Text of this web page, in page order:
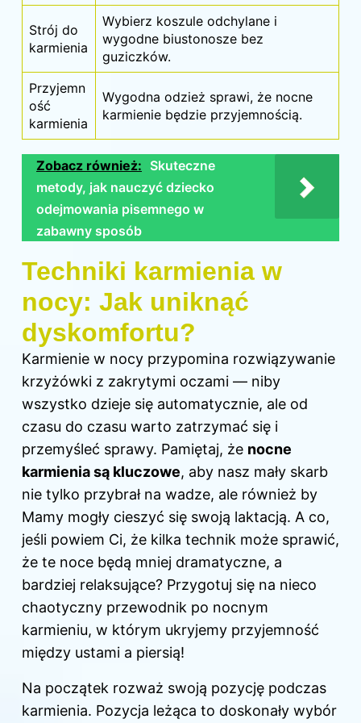
Strój do
karmienia
Wybierz koszule odchylane i
wygodne biustonosze bez
guziczków.
Przyjemn
ość
karmienia
Wygodna odzież sprawi, że nocne
karmienie będzie przyjemnością.
Zobacz również: Skuteczne
metody, jak nauczyć dziecko
odejmowania pisemnego w
zabawny sposób
Techniki karmienia w
nocy: Jak uniknąć
dyskomfortu?
Karmienie w nocy przypomina rozwiązywanie
krzyżówki z zakrytymi oczami — niby
wszystko dzieje się automatycznie, ale od
czasu do czasu warto zatrzymać się i
przemyśleć sprawy. Pamiętaj, że nocne
karmienia są kluczowe, aby nasz mały skarb
nie tylko przybrał na wadze, ale również by
Mamy mogły cieszyć się swoją laktacją. A co,
jeśli powiem Ci, że kilka technik może sprawić,
że te noce będą mniej dramatyczne, a
bardziej relaksujące? Przygotuj się na nieco
chaotyczny przewodnik po nocnym
karmieniu, w którym ukryjemy przyjemność
między ustami a piersią!
Na początek rozważ swoją pozycję podczas
karmienia. Pozycja leżąca to doskonały wybór